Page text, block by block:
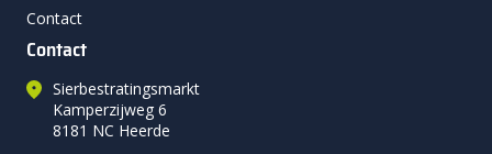
Contact
Contact
Sierbestratingsmarkt
Kamperzijweg 6
8181 NC Heerde